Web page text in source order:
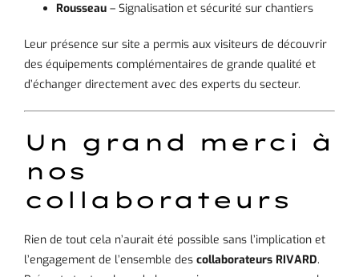
Rousseau – Signalisation et sécurité sur chantiers
Leur présence sur site a permis aux visiteurs de découvrir
des équipements complémentaires de grande qualité et
d’échanger directement avec des experts du secteur.
Un grand merci à
nos
collaborateurs
Rien de tout cela n’aurait été possible sans l’implication et
l’engagement de l’ensemble des collaborateurs RIVARD.